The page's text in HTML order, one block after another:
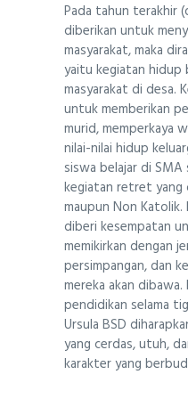
Pada tahun terakhir
diberikan untuk
masyarakat, maka
yaitu kegiatan hidup
masyarakat di desa.
untuk memberikan
murid, memperkaya
nilai-nilai hidup
siswa belajar di
kegiatan retret
maupun Non
diberi kesempatan
memikirkan dengan
persimpangan, dan
mereka akan dibawa.
pendidikan selama
Ursula BSD
yang cerdas, utuh,
karakter yang